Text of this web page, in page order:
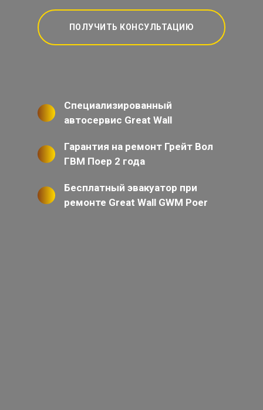
ПОЛУЧИТЬ КОНСУЛЬТАЦИЮ
Специализированный
автосервис Great Wall
Гарантия на ремонт Грейт Вол
ГВМ Поер 2 года
Бесплатный эвакуатор при
ремонте Great Wall GWM Poer